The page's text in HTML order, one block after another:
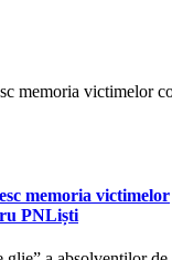
memoria victimelor
PNLiști